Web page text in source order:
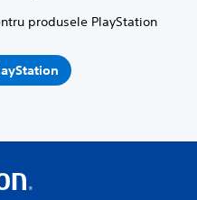
produsele PlayStation